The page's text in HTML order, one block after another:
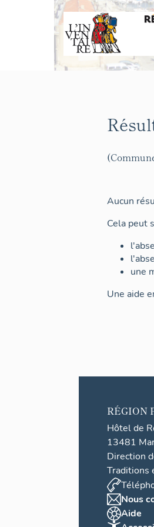
Aucun
Cela peut
une
Une aide
RÉGION
Hôtel de
13481
Direction
Traditions
Nous
Aide